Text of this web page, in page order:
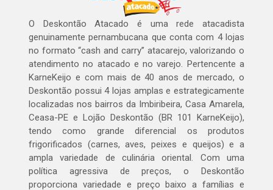
O Deskontão Atacado é uma rede atacadista
genuinamente pernambucana que conta com 4 lojas
no formato “cash and carry” atacarejo, valorizando o
atendimento no atacado e no varejo. Pertencente a
KarneKeijo e com mais de 40 anos de mercado, o
Deskontão possui 4 lojas amplas e estrategicamente
localizadas nos bairros da Imbiribeira, Casa Amarela,
Ceasa-PE e Lojão Deskontão (BR 101 KarneKeijo),
tendo como grande diferencial os produtos
frigorificados (carnes, aves, peixes e queijos) e a
ampla variedade de culinária oriental. Com uma
política agressiva de preços, o Deskontão
proporciona variedade e preço baixo a famílias e